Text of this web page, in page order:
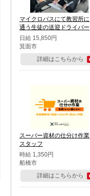
マイクロバスにて教習所に
通う生徒の送迎ドライバー
日給 15,850円
箕面市
詳細はこちらから
スーパー資材の仕分け作業
スタッフ
時給 1,350円
船橋市
詳細はこちらから